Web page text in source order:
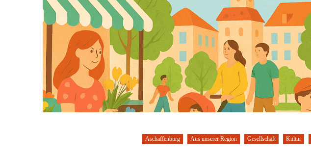
Aschaffenburg Aus unserer Region Gesellschaft Kultur